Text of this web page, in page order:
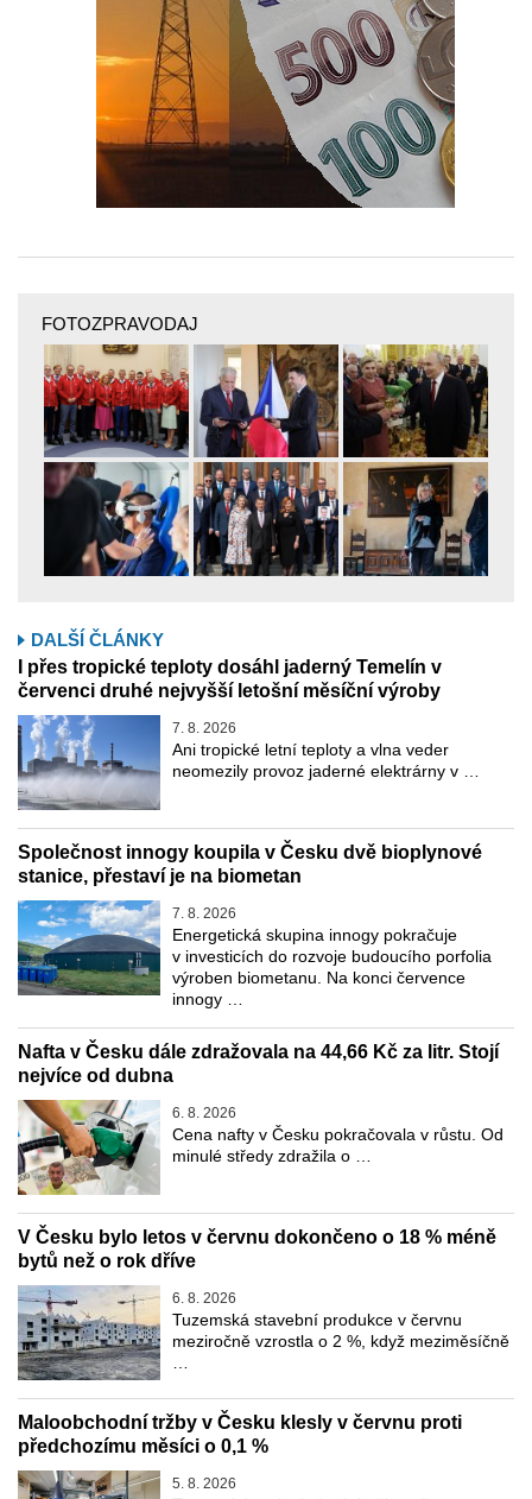
FOTOZPRAVODAJ
DALŠÍ ČLÁNKY
I přes tropické teploty dosáhl jaderný Temelín v
červenci druhé nejvyšší letošní měsíční výroby
7. 8. 2026
Ani tropické letní teploty a vlna veder
neomezily provoz jaderné elektrárny v …
Společnost innogy koupila v Česku dvě bioplynové
stanice, přestaví je na biometan
7. 8. 2026
Energetická skupina innogy pokračuje
v investicích do rozvoje budoucího porfolia
výroben biometanu. Na konci července
innogy …
Nafta v Česku dále zdražovala na 44,66 Kč za litr. Stojí
nejvíce od dubna
6. 8. 2026
Cena nafty v Česku pokračovala v růstu. Od
minulé středy zdražila o …
V Česku bylo letos v červnu dokončeno o 18 % méně
bytů než o rok dříve
6. 8. 2026
Tuzemská stavební produkce v červnu
meziročně vzrostla o 2 %, když meziměsíčně
Maloobchodní tržby v Česku klesly v červnu proti
předchozímu měsíci o 0,1 %
5. 8. 2026